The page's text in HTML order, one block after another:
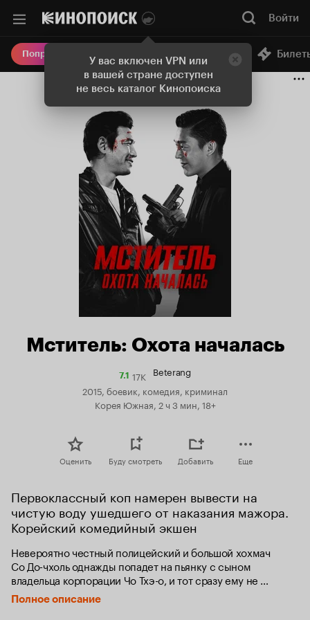
У вас включен VPN или
в вашей стране доступен
не весь каталог Кинопоиска
Войти
Попробовать Плюс Онлайн-кинотеатр
Мститель: Охота началась
7.1Рейтинг
17K Beterang
2015, боевик, комедия, криминал
Корея Южная, 2 ч 3 мин, 18+
Оценить Буду смотреть Добавить Еще
Первоклассный коп намерен вывести на
чистую воду ушедшего от наказания мажора.
Корейский комедийный экшен
Невероятно честный полицейский и большой хохмач
Со До-чхоль однажды попадет на пьянку с сыном
владельца корпорации Чо Тхэ-о, и тот сразу ему не
нравится. А когда знакомый детектива, дальнобойщик-
контрактник, пытается покончить с собой в здании
Полное описание